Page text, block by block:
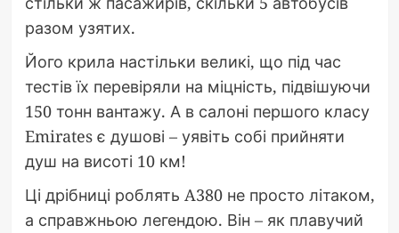
разом узятих.
Його крила настільки великі, що під час
тестів їх перевіряли на міцність, підвішуючи
150 тонн вантажу. А в салоні першого класу
Emirates є душові – уявіть собі прийняти
душ на висоті 10 км!
Ці дрібниці роблять A380 не просто літаком,
а справжньою легендою. Він – як плавучий